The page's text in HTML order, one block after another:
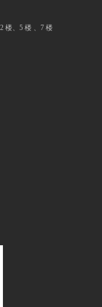
楼、5 楼 、7 楼